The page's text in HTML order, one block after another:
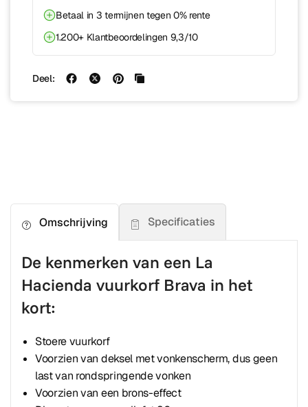
Betaal in 3 termijnen tegen 0% rente
1.200+ Klantbeoordelingen 9,3/10
Deel:
Omschrijving Specificaties
De kenmerken van een La
Hacienda vuurkorf Brava in het
kort:
Stoere vuurkorf
Voorzien van deksel met vonkenscherm, dus geen
last van rondspringende vonken
Voorzien van een brons-effect